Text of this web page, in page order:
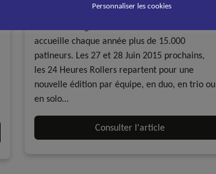
A la une - discipline Evénements Roller course
accueille chaque année plus de 15.000
patineurs. Les 27 et 28 Juin 2015 prochains,
les 24 Heures Rollers repartent pour une
nouvelle édition par équipe, en duo, en trio ou
en solo…
Consulter l'article
Personnaliser les cookies